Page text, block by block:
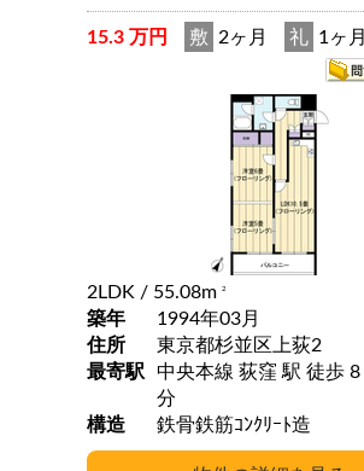
15.3 万円 敷 2ヶ月 礼 1ヶ月
2LDK / 55.08m 2
築年
1994年03月
住所
東京都杉並区上荻2
最寄駅
中央本線 荻窪 駅 徒歩 8
分
構造
鉄骨鉄筋ｺﾝｸﾘｰﾄ造